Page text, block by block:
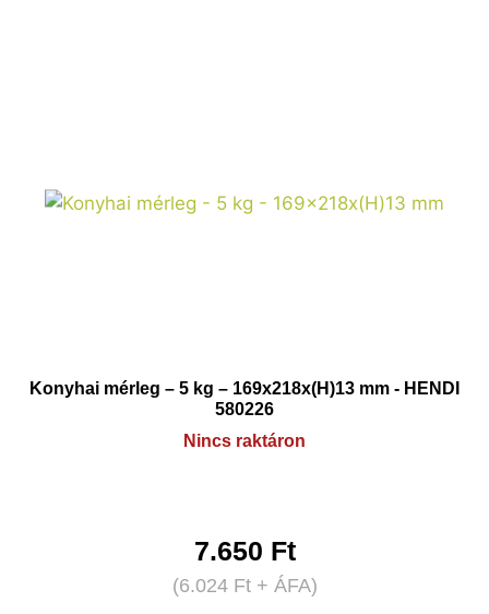
Konyhai mérleg – 5 kg – 169x218x(H)13 mm - HENDI
580226
Nincs raktáron
7.650 Ft
(6.024 Ft+ ÁFA)